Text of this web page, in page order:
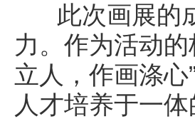
此次画展的成
力。作为活动
立人，作画涤
人才培养于一